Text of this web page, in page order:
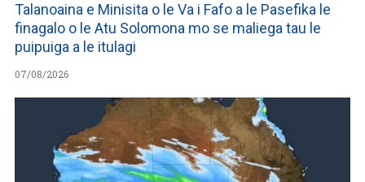
Talanoaina e Minisita o le Va i Fafo a le Pasefika le
finagalo o le Atu Solomona mo se maliega tau le
puipuiga a le itulagi
07/08/2026